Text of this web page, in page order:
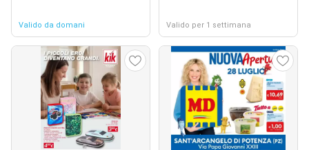
Valido da domani Valido per 1 settimana